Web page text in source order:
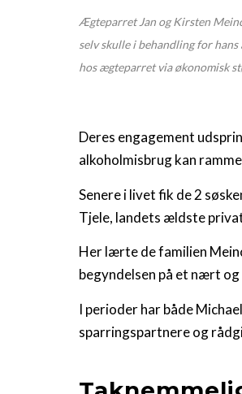
Ægteparret Jan og Kirsten
selv skulle i behandling for
hos ægteparret via økonomisk
Deres engagement
alkoholmisbrug kan
Senere i livet fik de 2
Tjele, landets ældste
Her lærte de familien
begyndelsen på et nært
I perioder har både
sparringspartnere og